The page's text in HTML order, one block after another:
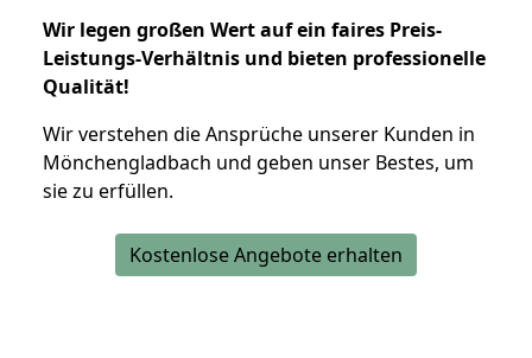
Wir legen großen Wert auf ein faires Preis-
Leistungs-Verhältnis und bieten professionelle
Qualität!
Wir verstehen die Ansprüche unserer Kunden in
Mönchengladbach und geben unser Bestes, um
sie zu erfüllen.
Kostenlose Angebote erhalten